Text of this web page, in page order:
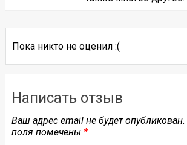
Пока никто не оценил :(
Написать отзыв
Ваш адрес email не будет опубликован.
поля помечены *